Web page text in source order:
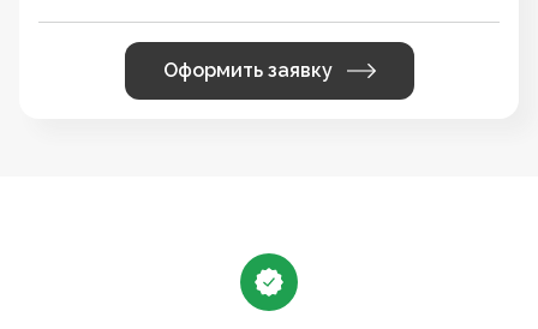
Оформить заявку